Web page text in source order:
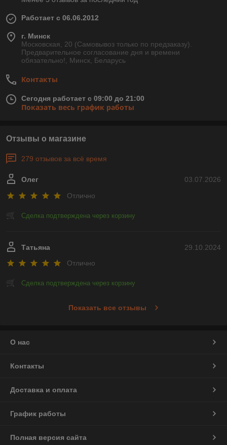
Работает с 06.06.2012
г. Минск
Московская, 20 (Самовывоз только по предзаказу).
Предварительное согласование дня и времени
обязательно!, Минск, Беларусь
Контакты
Сегодня работает с 09:00 до 21:00
Показать весь график работы
Отзывы о магазине
279 отзывов за всё время
03.07.2026
Олег
Отлично
Сделка подтверждена через корзину
29.10.2024
Татьяна
Отлично
Сделка подтверждена через корзину
Показать все отзывы
О нас
Контакты
Доставка и оплата
График работы
Полная версия сайта